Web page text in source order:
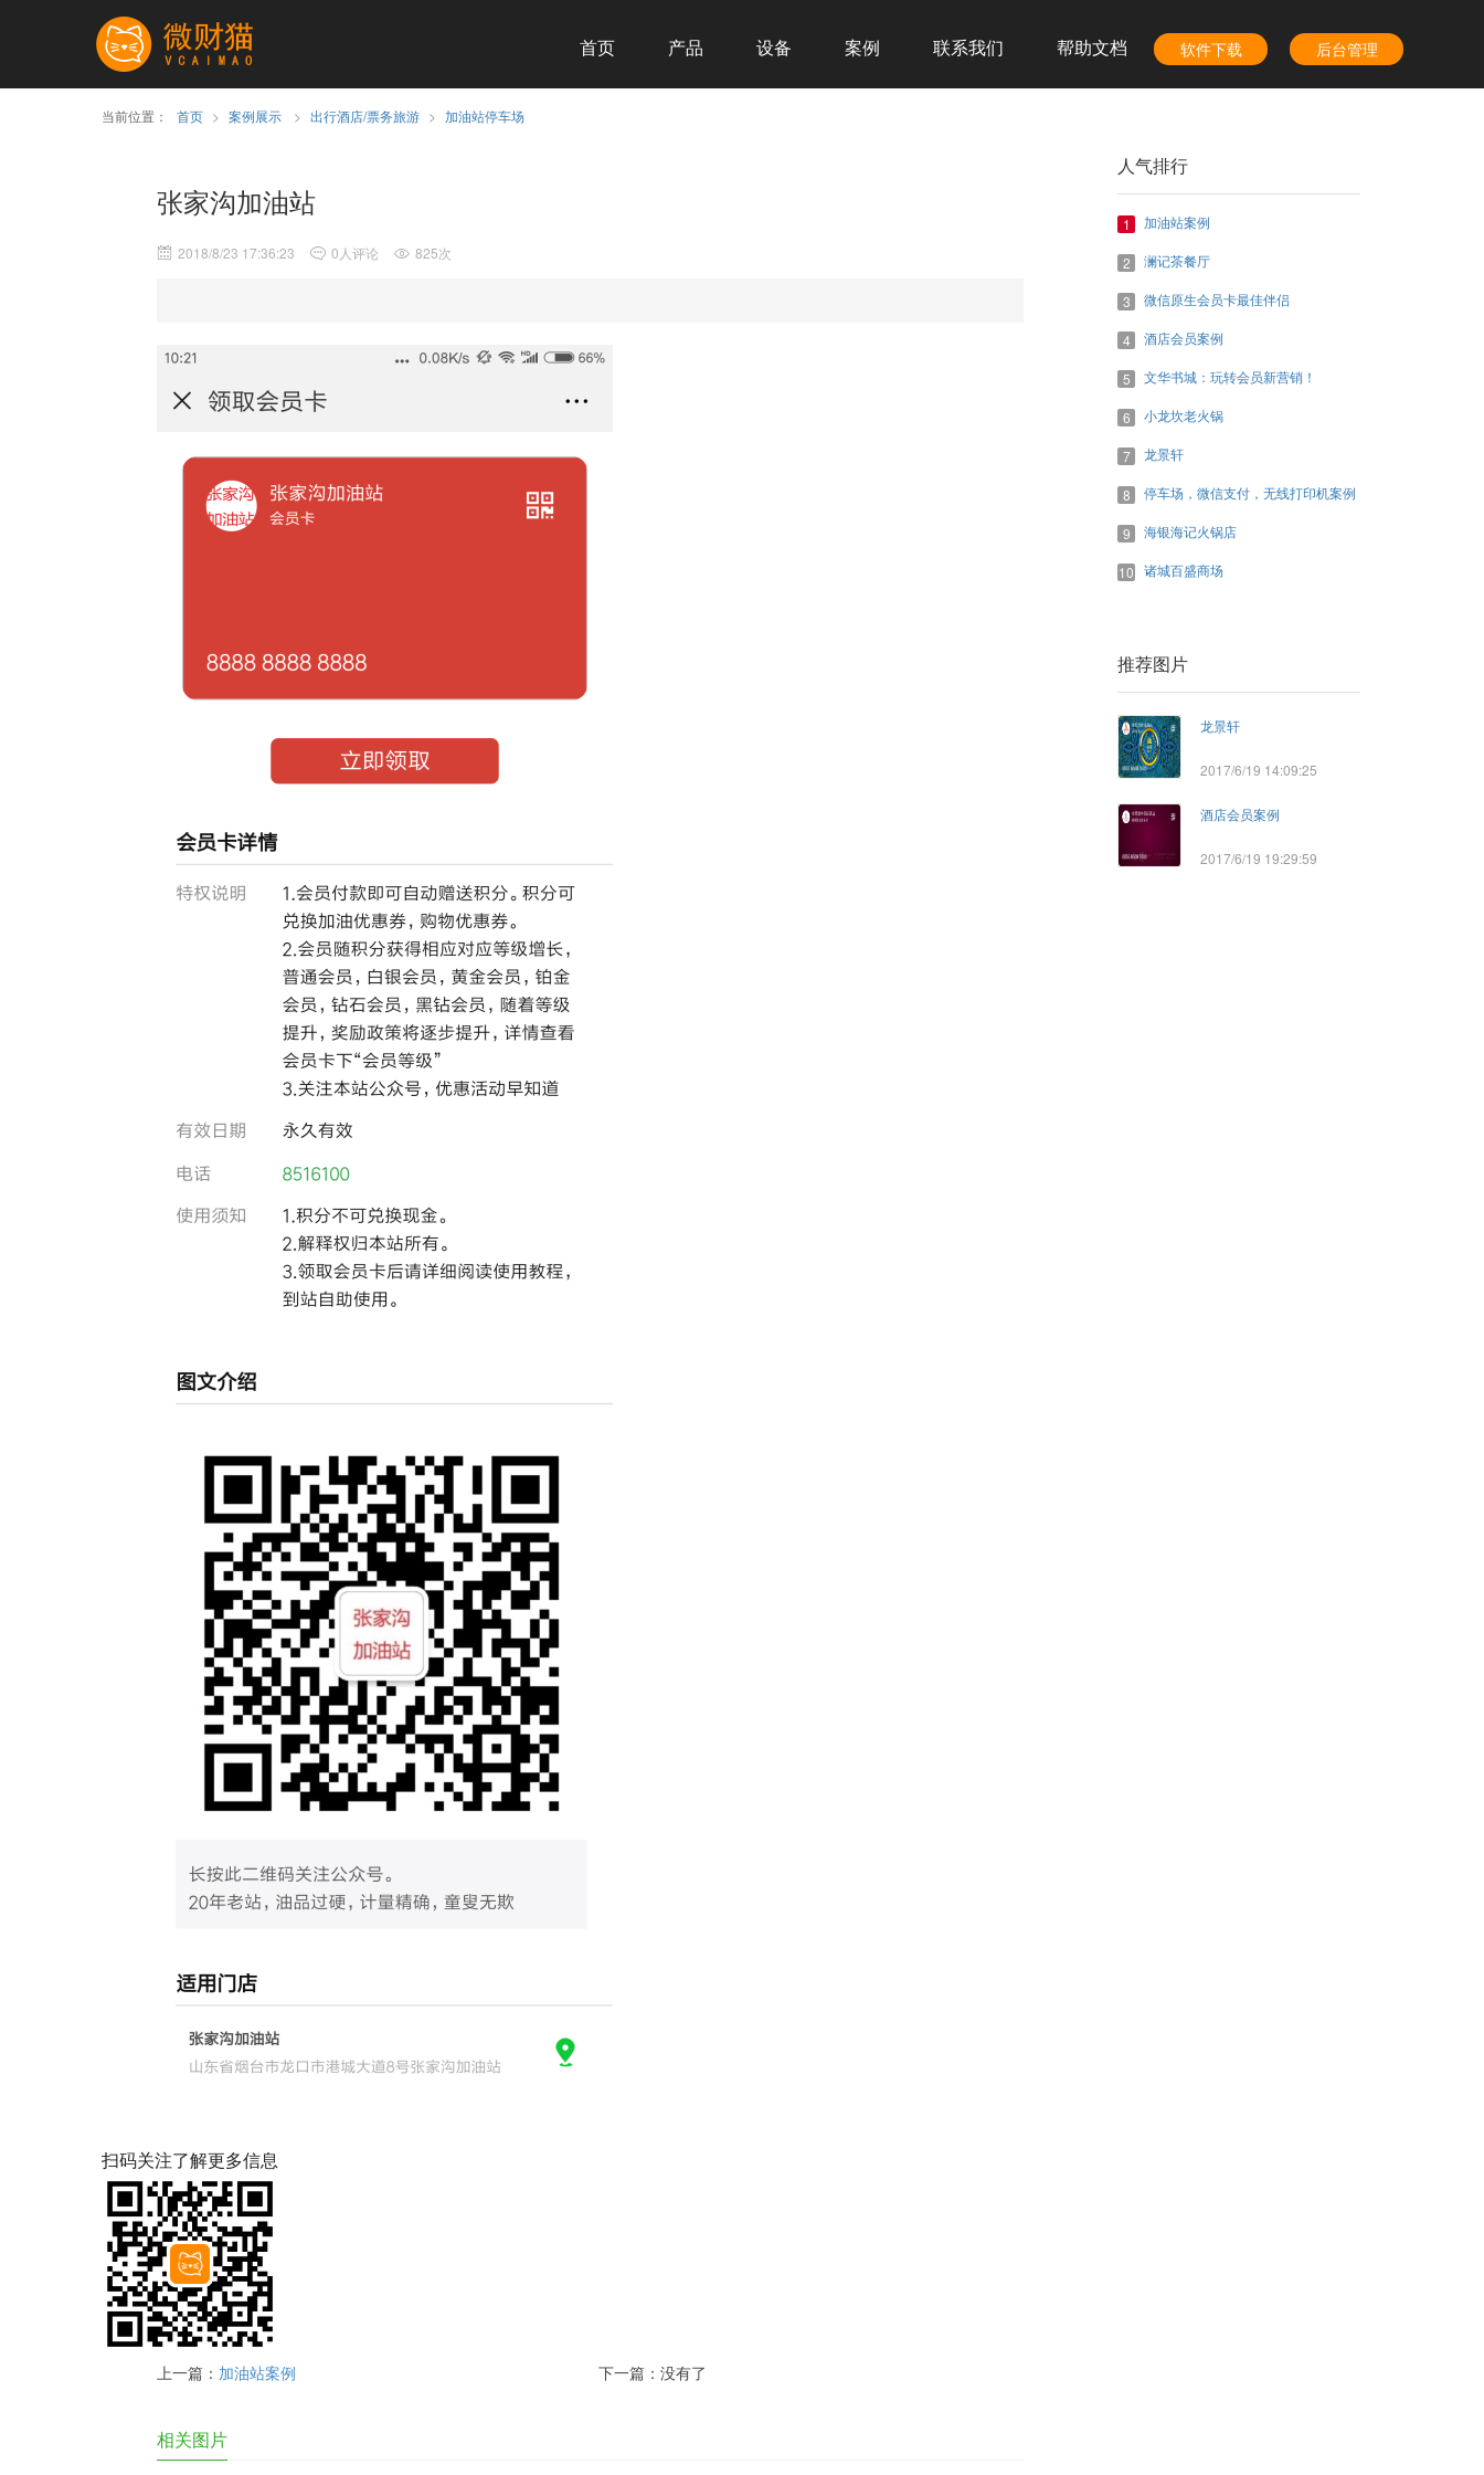
软件下载 后台管理
首页 产品 设备 案例 联系我们 帮助文档
当前位置： 首页 > 案例展示 > 出行酒店/票务旅游 > 加油站停车场
人气排行
1 加油站案例
2 澜记茶餐厅
3 微信原生会员卡最佳伴侣
4 酒店会员案例
5 文华书城：玩转会员新营销！
6 小龙坎老火锅
7 龙景轩
8 停车场，微信支付，无线打印机案例
9 海银海记火锅店
10 诸城百盛商场
推荐图片
龙景轩
2017/6/19 14:09:25
酒店会员案例
2017/6/19 19:29:59
张家沟加油站
2018/8/23 17:36:23 0人评论 825次
扫码关注了解更多信息
上一篇： 加油站案例 下一篇：没有了
相关图片